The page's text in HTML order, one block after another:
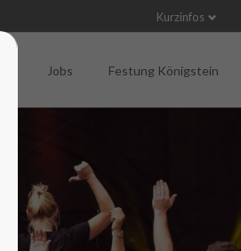
Kurzinfos
Jobs Festung Königstein